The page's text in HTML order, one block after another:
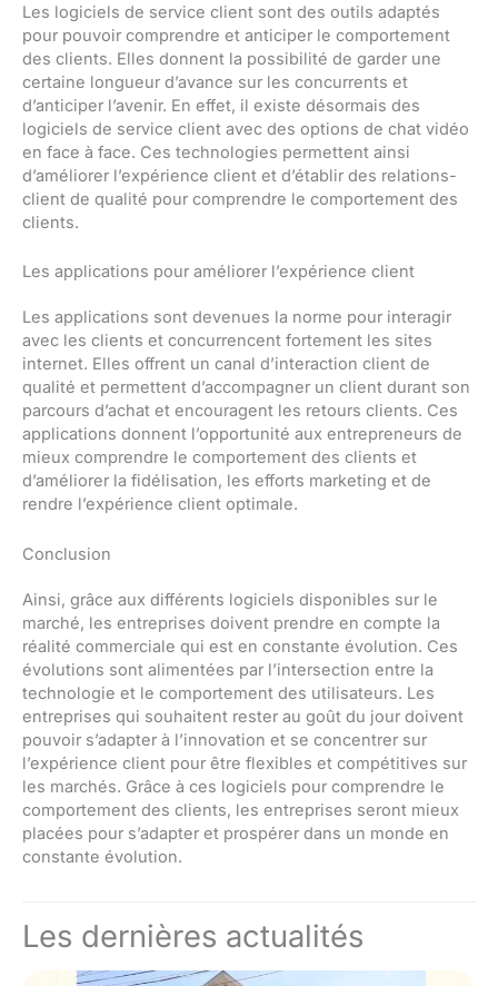
Les logiciels de service client sont des outils adaptés
pour pouvoir comprendre et anticiper le comportement
des clients. Elles donnent la possibilité de garder une
certaine longueur d’avance sur les concurrents et
d’anticiper l’avenir. En effet, il existe désormais des
logiciels de service client avec des options de chat vidéo
en face à face. Ces technologies permettent ainsi
d’améliorer l’expérience client et d’établir des relations-
client de qualité pour comprendre le comportement des
clients.
Les applications pour améliorer l’expérience client
Les applications sont devenues la norme pour interagir
avec les clients et concurrencent fortement les sites
internet. Elles offrent un canal d’interaction client de
qualité et permettent d’accompagner un client durant son
parcours d’achat et encouragent les retours clients. Ces
applications donnent l’opportunité aux entrepreneurs de
mieux comprendre le comportement des clients et
d’améliorer la fidélisation, les efforts marketing et de
rendre l’expérience client optimale.
Conclusion
Ainsi, grâce aux différents logiciels disponibles sur le
marché, les entreprises doivent prendre en compte la
réalité commerciale qui est en constante évolution. Ces
évolutions sont alimentées par l’intersection entre la
technologie et le comportement des utilisateurs. Les
entreprises qui souhaitent rester au goût du jour doivent
pouvoir s’adapter à l’innovation et se concentrer sur
l’expérience client pour être flexibles et compétitives sur
les marchés. Grâce à ces logiciels pour comprendre le
comportement des clients, les entreprises seront mieux
placées pour s’adapter et prospérer dans un monde en
constante évolution.
Les dernières actualités